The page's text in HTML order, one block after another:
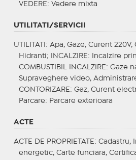
VEDERE : Vedere mixta
UTILITATI/SERVICII
UTILITATI : Apa, Gaze, Curent
Hidranti;
INCALZIRE : Incalzire
COMBUSTIBIL INCALZIRE : Gaze
Supraveghere video,
CONTORIZARE : Gaz, Curent
Parcare: Parcare exterioara
ACTE
ACTE DE PROPRIETATE : Cadastru,
energetic, Carte funciara,